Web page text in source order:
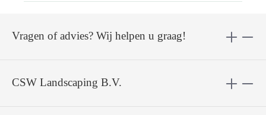
CSW Landscaping B.V.
Vragen of advies? Wij helpen u graag!